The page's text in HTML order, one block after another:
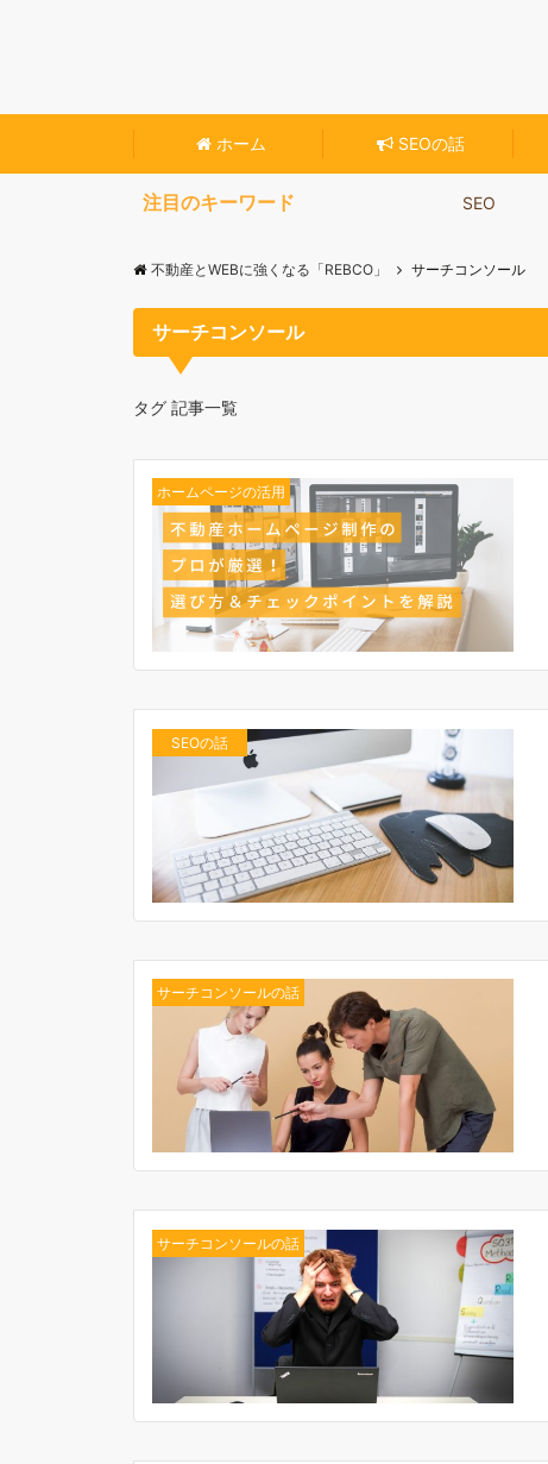
ホーム SEOの話
注目のキーワード SEO
不動産とWEBに強くなる「REBCO」 サーチコンソール
サーチコンソール
タグ 記事一覧
ホームページの活用
SEOの話
サーチコンソールの話
サーチコンソールの話